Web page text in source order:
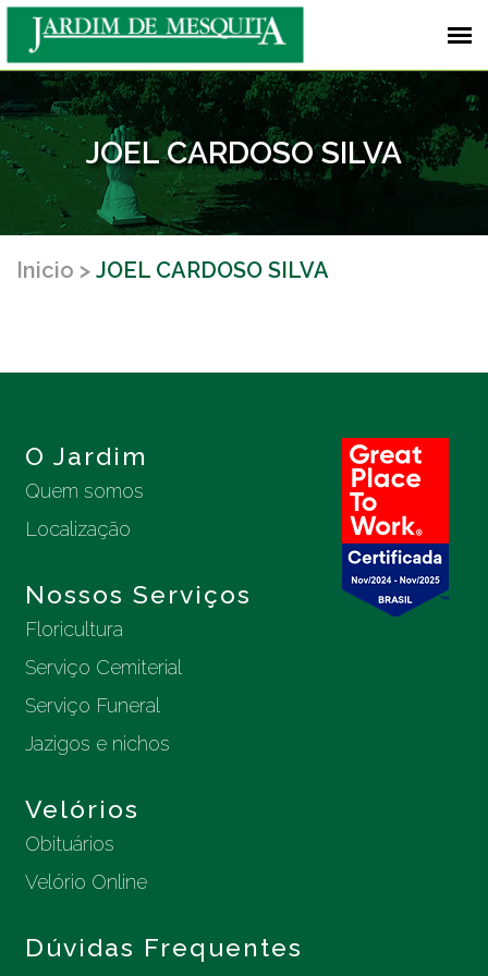
JOEL CARDOSO SILVA
Inicio JOEL CARDOSO SILVA
O Jardim
Quem somos
Localização
Nossos Serviços
Floricultura
Serviço Cemiterial
Serviço Funeral
Jazigos e nichos
Velórios
Obituários
Velório Online
Dúvidas Frequentes